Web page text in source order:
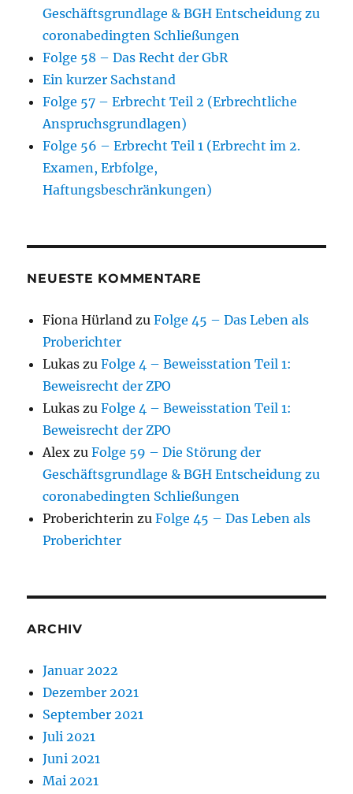
Geschäftsgrundlage & BGH Entscheidung zu
coronabedingten Schließungen
Folge 58 – Das Recht der GbR
Ein kurzer Sachstand
Folge 57 – Erbrecht Teil 2 (Erbrechtliche
Anspruchsgrundlagen)
Folge 56 – Erbrecht Teil 1 (Erbrecht im 2.
Examen, Erbfolge,
Haftungsbeschränkungen)
NEUESTE KOMMENTARE
Fiona Hürland zuFolge 45 – Das Leben als
Proberichter
Lukas zuFolge 4 – Beweisstation Teil 1:
Beweisrecht der ZPO
Lukas zuFolge 4 – Beweisstation Teil 1:
Beweisrecht der ZPO
Alex zuFolge 59 – Die Störung der
Geschäftsgrundlage & BGH Entscheidung zu
coronabedingten Schließungen
Proberichterin zuFolge 45 – Das Leben als
Proberichter
ARCHIV
Januar 2022
Dezember 2021
September 2021
Juli 2021
Juni 2021
Mai 2021